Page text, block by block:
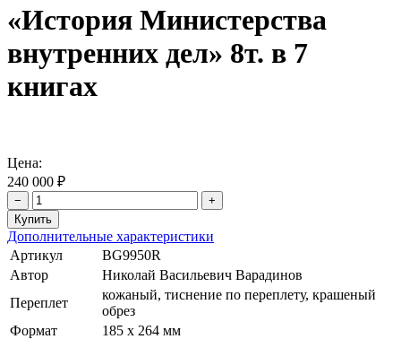
«История Министерства
внутренних дел» 8т. в 7
книгах
Цена:
240 000 ₽
− +
Дополнительные характеристики
Артикул
BG9950R
Автор
Николай Васильевич Варадинов
Переплет
кожаный, тиснение по переплету, крашеный
обрез
Формат
185 х 264 мм